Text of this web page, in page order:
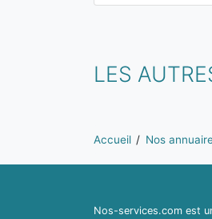
LES
Vous êtes ici:
Accueil Nos
Nos-services.com est